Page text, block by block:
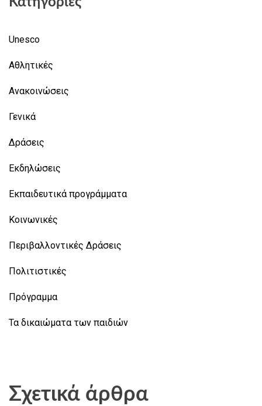
Unesco
Αθλητικές
Ανακοινώσεις
Γενικά
Δράσεις
Εκδηλώσεις
Εκπαιδευτικά προγράμματα
Κοινωνικές
Περιβαλλοντικές Δράσεις
Πολιτιστικές
Πρόγραμμα
Τα δικαιώματα των παιδιών
Σχετικά άρθρα